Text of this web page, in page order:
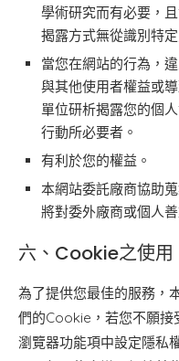
學術研究而有必要，
揭露方式無從識別特
當您在網站的行為，
與其他使用者權益或
單位研析揭露您的個
行動所必要者。
有利於您的權益。
本網站委託廠商協助
將對委外廠商或個人
六、Cookie之使用
為了提供您最佳的服務，
們的Cookie，若您不願
瀏覽器功能項中設定隱私